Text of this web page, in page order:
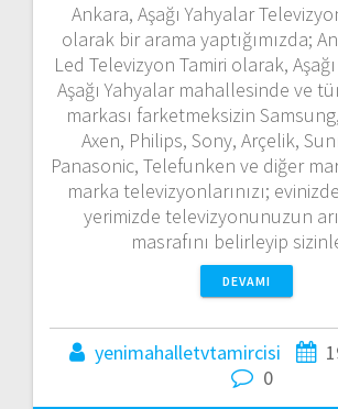
Ankara, Aşağı Yahyalar
olarak bir arama yaptığımızda;
Led Televizyon Tamiri olarak,
Aşağı Yahyalar mahallesinde ve
markası farketmeksizin
Axen, Philips, Sony, Arçelik,
Panasonic, Telefunken ve diğer
marka televizyonlarınızı;
yerimizde televizyonunuzun
masrafını belirleyip
DEVAMI
yenimahalletvtamircisi
0